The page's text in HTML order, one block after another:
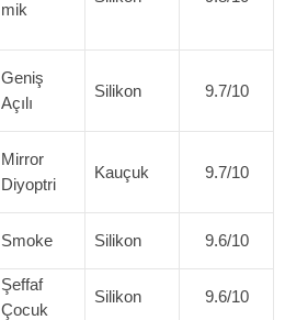
mik
Geniş
Açılı
Silikon 9.7/10
Mirror
Diyoptri
Kauçuk 9.7/10
Smoke Silikon 9.6/10
Şeffaf
Çocuk
Silikon 9.6/10